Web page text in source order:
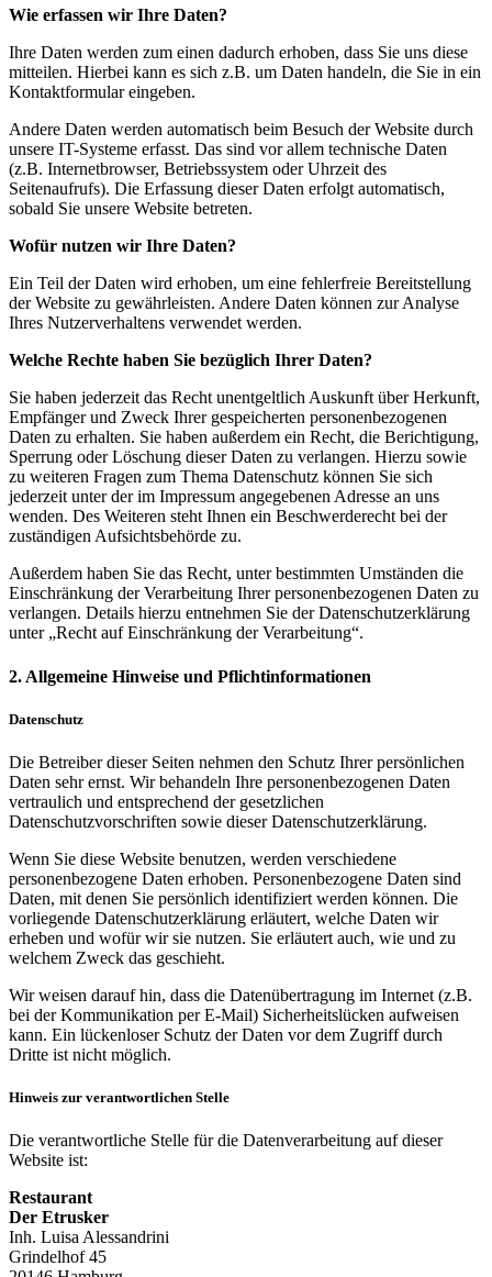
Wie erfassen wir Ihre Daten?
Ihre Daten werden zum einen dadurch erhoben, dass Sie uns diese
mitteilen. Hierbei kann es sich z.B. um Daten handeln, die Sie in ein
Kontaktformular eingeben.
Andere Daten werden automatisch beim Besuch der Website durch
unsere IT-Systeme erfasst. Das sind vor allem technische Daten
(z.B. Internetbrowser, Betriebssystem oder Uhrzeit des
Seitenaufrufs). Die Erfassung dieser Daten erfolgt automatisch,
sobald Sie unsere Website betreten.
Wofür nutzen wir Ihre Daten?
Ein Teil der Daten wird erhoben, um eine fehlerfreie Bereitstellung
der Website zu gewährleisten. Andere Daten können zur Analyse
Ihres Nutzerverhaltens verwendet werden.
Welche Rechte haben Sie bezüglich Ihrer Daten?
Sie haben jederzeit das Recht unentgeltlich Auskunft über Herkunft,
Empfänger und Zweck Ihrer gespeicherten personenbezogenen
Daten zu erhalten. Sie haben außerdem ein Recht, die Berichtigung,
Sperrung oder Löschung dieser Daten zu verlangen. Hierzu sowie
zu weiteren Fragen zum Thema Datenschutz können Sie sich
jederzeit unter der im Impressum angegebenen Adresse an uns
wenden. Des Weiteren steht Ihnen ein Beschwerderecht bei der
zuständigen Aufsichtsbehörde zu.
Außerdem haben Sie das Recht, unter bestimmten Umständen die
Einschränkung der Verarbeitung Ihrer personenbezogenen Daten zu
verlangen. Details hierzu entnehmen Sie der Datenschutzerklärung
unter „Recht auf Einschränkung der Verarbeitung“.
2. Allgemeine Hinweise und Pflichtinformationen
Datenschutz
Die Betreiber dieser Seiten nehmen den Schutz Ihrer persönlichen
Daten sehr ernst. Wir behandeln Ihre personenbezogenen Daten
vertraulich und entsprechend der gesetzlichen
Datenschutzvorschriften sowie dieser Datenschutzerklärung.
Wenn Sie diese Website benutzen, werden verschiedene
personenbezogene Daten erhoben. Personenbezogene Daten sind
Daten, mit denen Sie persönlich identifiziert werden können. Die
vorliegende Datenschutzerklärung erläutert, welche Daten wir
erheben und wofür wir sie nutzen. Sie erläutert auch, wie und zu
welchem Zweck das geschieht.
Wir weisen darauf hin, dass die Datenübertragung im Internet (z.B.
bei der Kommunikation per E-Mail) Sicherheitslücken aufweisen
kann. Ein lückenloser Schutz der Daten vor dem Zugriff durch
Dritte ist nicht möglich.
Hinweis zur verantwortlichen Stelle
Die verantwortliche Stelle für die Datenverarbeitung auf dieser
Website ist:
Restaurant
Der Etrusker
Inh. Luisa Alessandrini
Grindelhof 45